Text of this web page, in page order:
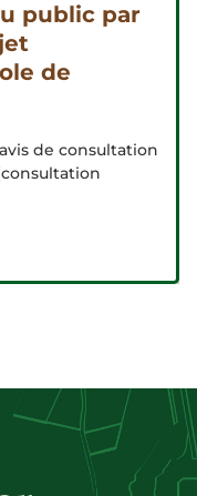
public par
de
de consultation